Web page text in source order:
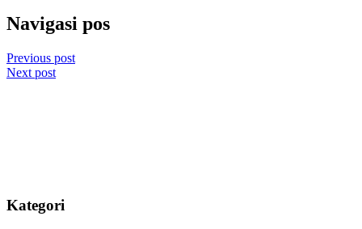
Navigasi pos
Previous post
Next post
Kategori